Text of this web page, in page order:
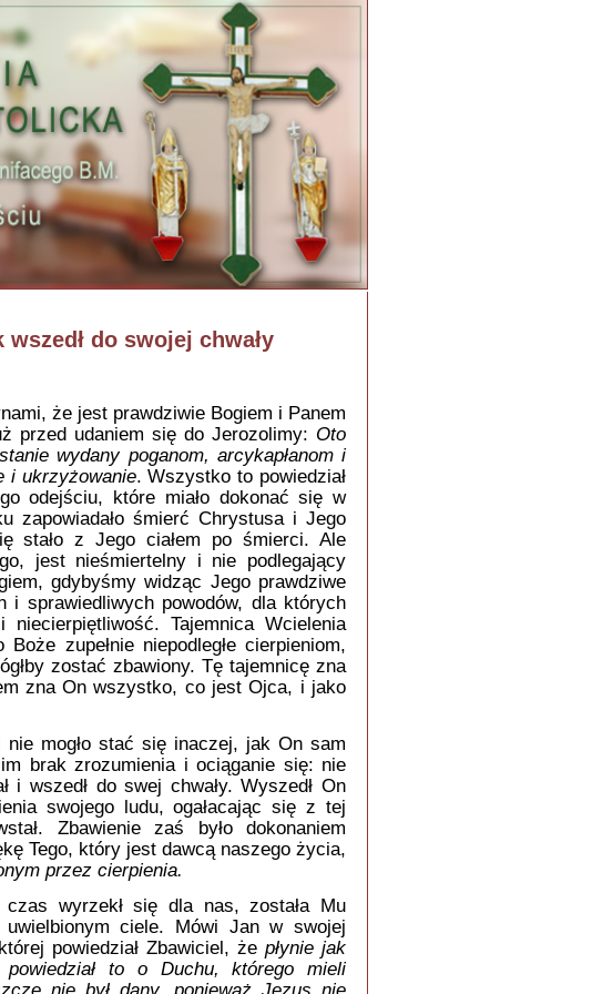
do swojej chwały
że jest prawdziwie Bogiem i Panem
przed udaniem się do Jerozolimy: Oto
wydany poganom, arcykapłanom i
i ukrzyżowanie. Wszystko to powiedział
odejściu, które miało dokonać się w
zapowiadało śmierć Chrystusa i Jego
stało z Jego ciałem po śmierci. Ale
jest nieśmiertelny i nie podlegający
gdybyśmy widząc Jego prawdziwe
i sprawiedliwych powodów, dla których
Tajemnica Wcielenia
zupełnie niepodległe cierpieniom,
zostać zbawiony. Tę tajemnicę zna
zna On wszystko, co jest Ojca, i jako
mogło stać się inaczej, jak On sam
brak zrozumienia i ociąganie się: nie
wszedł do swej chwały. Wyszedł On
swojego ludu, ogałacając się z tej
Zbawienie zaś było dokonaniem
Tego, który jest dawcą naszego życia,
przez cierpienia.
wyrzekł się dla nas, została Mu
ciele. Mówi Jan w swojej
powiedział Zbawiciel, żepłynie jak
to o Duchu, którego mieli